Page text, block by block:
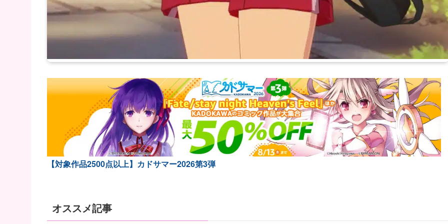
【対象作品2500点以上】カドサマー2026第3弾
オススメ記事